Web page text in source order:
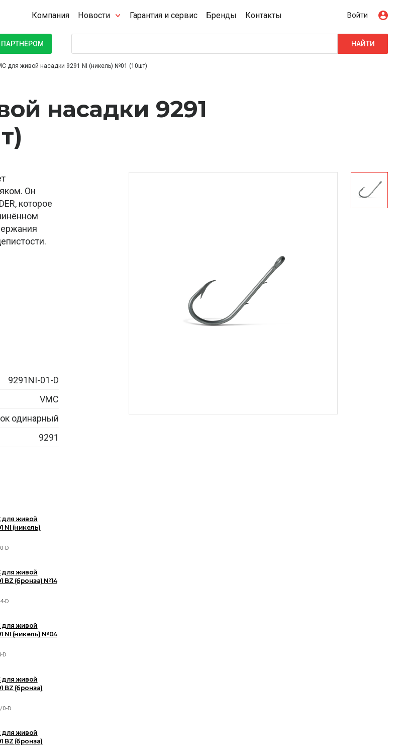
Компания Новости Гарантия и сервис Бренды Контакты Войти
ПАРТНЁРОМ НАЙТИ
для живой насадки 9291 NI (никель) №01 (10шт)
насадки 9291
Он
которое
9291NI-01-D
VMC
одинарный
9291
для живой
NI (никель)
D
для живой
BZ (бронза) №14
D
для живой
NI (никель) №04
D
для живой
BZ (бронза)
0-D
для живой
BZ (бронза)